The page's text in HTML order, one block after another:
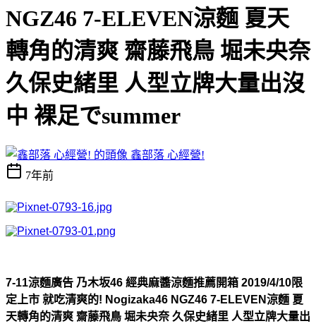
NGZ46 7-ELEVEN涼麵 夏天
轉角的清爽 齋藤飛鳥 堀未央奈
久保史緒里 人型立牌大量出沒
中 裸足でsummer
鑫部落 心經營!
7年前
7-11涼麵廣告 乃木坂46 經典麻醬涼麵推薦開箱 2019/4/10限
定上市 就吃清爽的! Nogizaka46 NGZ46 7-ELEVEN涼麵 夏
天轉角的清爽 齋藤飛鳥 堀未央奈 久保史緒里 人型立牌大量出